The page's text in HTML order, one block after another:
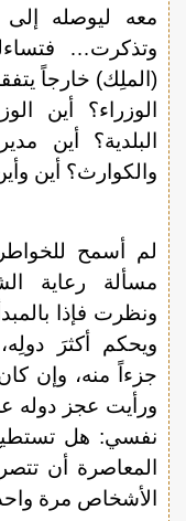
معه ليوصله إلى
وتذكرت…
(الملِك) خارجاً
الوزراء؟ أين
البلدية؟ أين
والكوارث؟ أين
لم أسمح
مسألة رعاية
ونظرت فإذا
ويحكم أكثرَ
جزءاً منه، وإن
ورأيت عجز دوله
نفسي: هل تستطيع
المعاصرة أن
الأشخاص مرة